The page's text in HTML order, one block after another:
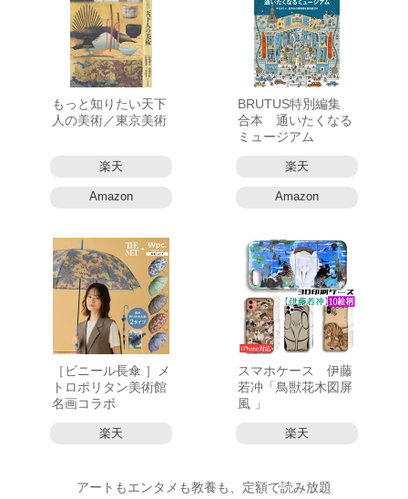
もっと知りたい天下
人の美術／東京美術
楽天
Amazon
BRUTUS特別編集
合本 通いたくなる
ミュージアム
楽天
Amazon
［ビニール長傘 ］メ
トロポリタン美術館
名画コラボ
楽天
スマホケース 伊藤
若冲「鳥獣花木図屏
風 」
楽天
アートもエンタメも教養も、定額で読み放題